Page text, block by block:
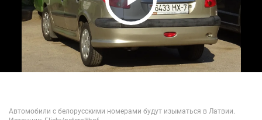
Play Video